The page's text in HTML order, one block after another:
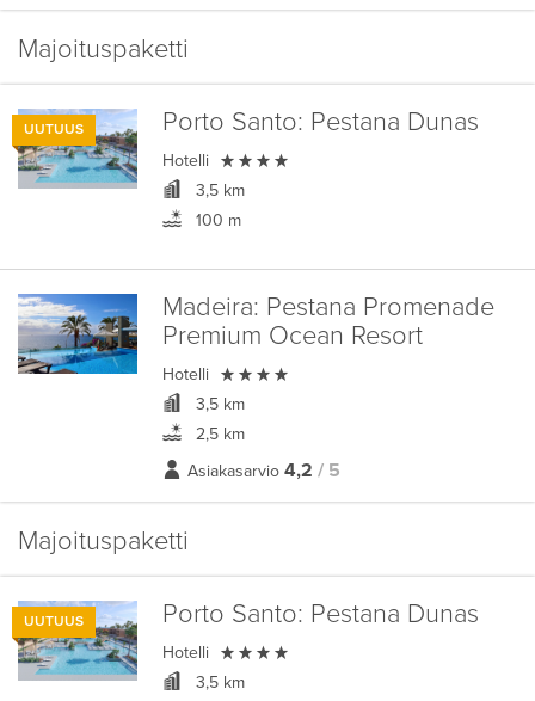
Majoituspaketti
UUTUUS Porto Santo: Pestana Dunas
Hotelli 
3,5 km
100 m
Madeira: Pestana Promenade
Premium Ocean Resort
Hotelli 
3,5 km
2,5 km
Asiakasarvio 4,2 / 5
Majoituspaketti
UUTUUS Porto Santo: Pestana Dunas
Hotelli 
3,5 km